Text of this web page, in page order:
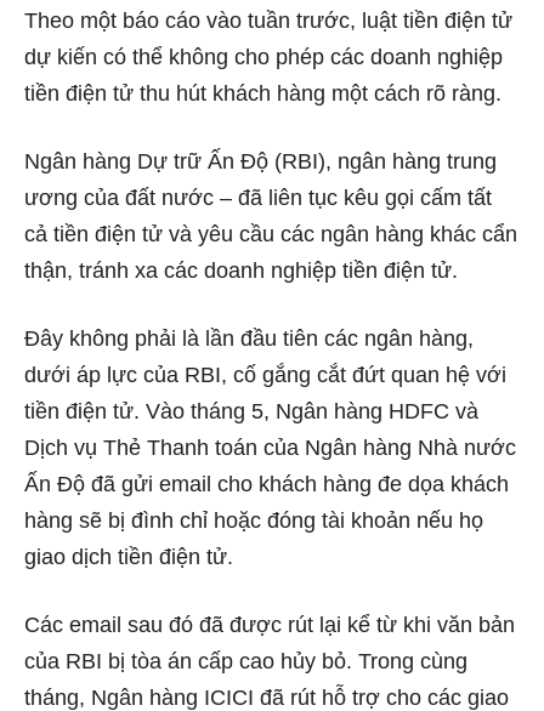
Theo một báo cáo vào tuần trước, luật tiền điện tử
dự kiến ​​có thể không cho phép các doanh nghiệp
tiền điện tử thu hút khách hàng một cách rõ ràng.
Ngân hàng Dự trữ Ấn Độ (RBI), ngân hàng trung
ương của đất nước – đã liên tục kêu gọi cấm tất
cả tiền điện tử và yêu cầu các ngân hàng khác cẩn
thận, tránh xa các doanh nghiệp tiền điện tử.
Đây không phải là lần đầu tiên các ngân hàng,
dưới áp lực của RBI, cố gắng cắt đứt quan hệ với
tiền điện tử. Vào tháng 5, Ngân hàng HDFC và
Dịch vụ Thẻ Thanh toán của Ngân hàng Nhà nước
Ấn Độ đã gửi email cho khách hàng đe dọa khách
hàng sẽ bị đình chỉ hoặc đóng tài khoản nếu họ
giao dịch tiền điện tử.
Các email sau đó đã được rút lại kể từ khi văn bản
của RBI bị tòa án cấp cao hủy bỏ. Trong cùng
tháng, Ngân hàng ICICI đã rút hỗ trợ cho các giao